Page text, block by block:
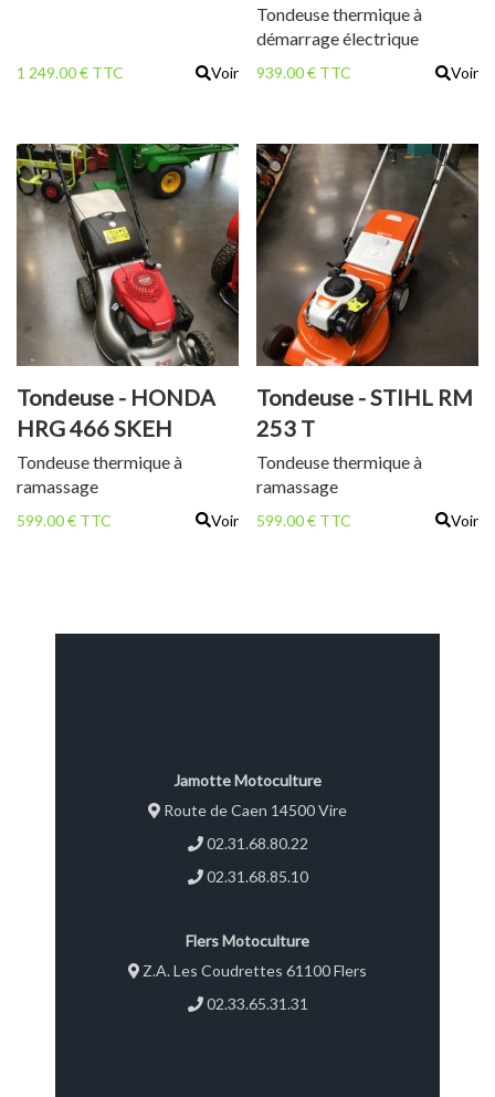
1 249.00 € TTC Voir
Tondeuse thermique à
démarrage électrique
939.00 € TTC Voir
Tondeuse - HONDA
HRG 466 SKEH
Tondeuse thermique à
ramassage
599.00 € TTC Voir
Tondeuse - STIHL RM
253 T
Tondeuse thermique à
ramassage
599.00 € TTC Voir
Jamotte Motoculture
Route de Caen 14500 Vire
02.31.68.80.22
02.31.68.85.10
Flers Motoculture
Z.A. Les Coudrettes 61100 Flers
02.33.65.31.31